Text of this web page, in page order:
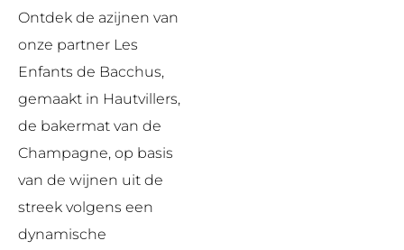
Ontdek de azijnen van
onze partner Les
Enfants de Bacchus,
gemaakt in Hautvillers,
de bakermat van de
Champagne, op basis
van de wijnen uit de
streek volgens een
dynamische